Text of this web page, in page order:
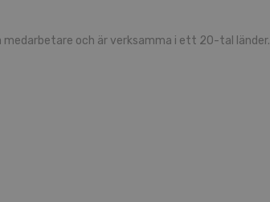
och är verksamma i ett 20-tal länder.